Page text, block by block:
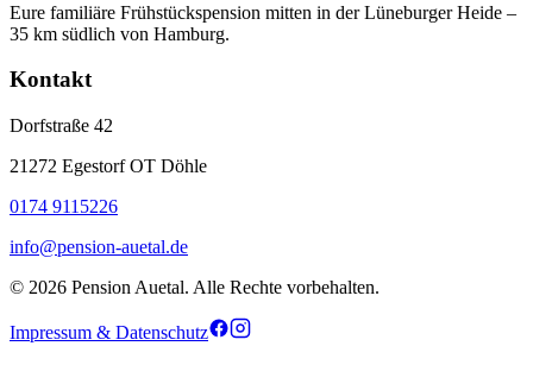
Eure familiäre Frühstückspension mitten in der Lüneburger Heide –
35 km südlich von Hamburg.
Kontakt
Dorfstraße 42
21272 Egestorf OT Döhle
0174 9115226
info@pension-auetal.de
© 2026 Pension Auetal. Alle Rechte vorbehalten.
Impressum & Datenschutz